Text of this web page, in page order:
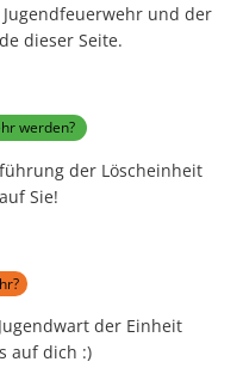
und der
dieser Seite.
werden?
der Löscheinheit
Sie!
der Einheit
auf dich :)